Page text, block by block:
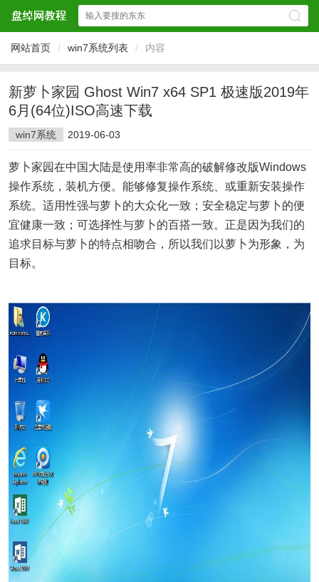
网站首页 / win7系统列表 / 内容
新萝卜家园 Ghost Win7 x64 SP1 极速版2019年
6月(64位)ISO高速下载
win7系统 2019-06-03
萝卜家园在中国大陆是使用率非常高的破解修改版Windows
操作系统，装机方便。能够修复操作系统、或重新安装操作
系统。适用性强与萝卜的大众化一致；安全稳定与萝卜的便
宜健康一致；可选择性与萝卜的百搭一致。正是因为我们的
追求目标与萝卜的特点相吻合，所以我们以萝卜为形象，为
目标。